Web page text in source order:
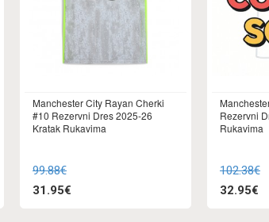
Manchester City Rayan Cherki
#10 Rezervni Dres 2025-26
Kratak Rukavima
99.88€
31.95€
Rezervni
Rukavima
102.38€
32.95€